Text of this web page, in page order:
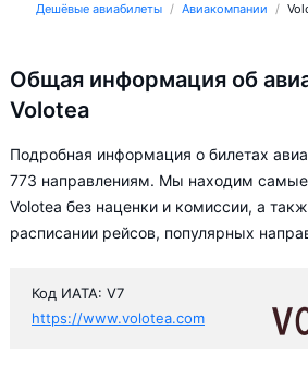
Дешёвые авиабилеты Авиакомпании
Общая информация об
Volotea
Подробная информация о билетах
773 направлениям. Мы находим
Volotea без наценки и комиссии, а
расписании рейсов, популярных
Код ИАТА: V7
https://www.volotea.com